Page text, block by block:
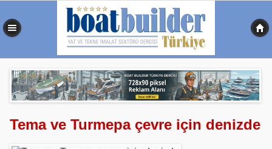
Tema ve Turmepa çevre için denizde
0,488 sn